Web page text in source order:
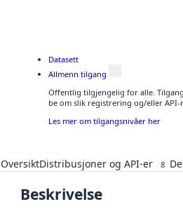
Datasett
Allmenn tilgang
Offentlig tilgjengelig for alle.
be om slik registrering og/eller API-
Les mer om tilgangsnivåer her
OversiktDistribusjoner og API-er 8
Beskrivelse